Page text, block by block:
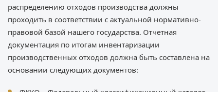
распределению отходов производства должны
проходить в соответствии с актуальной нормативно-
правовой базой нашего государства. Отчетная
документация по итогам инвентаризации
производственных отходов должна быть составлена на
основании следующих документов: